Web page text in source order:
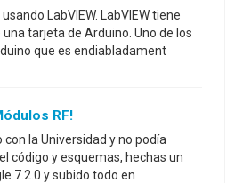
LabVIEW. LabVIEW tiene
tarjeta de Arduino. Uno de los
que es endiabladament
RF!
la Universidad y no podía
código y esquemas, hechas un
7.2.0 y subido todo en